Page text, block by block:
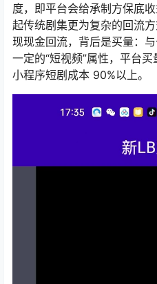
度，即平台会给承制方保底
起传统剧集更为复杂的回流
现现金回流，背后是买量：
一定的“短视频”属性，平台
小程序短剧成本 90%以上。